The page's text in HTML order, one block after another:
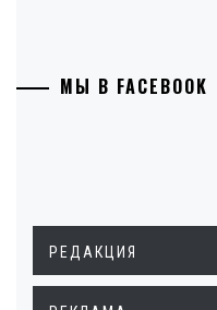
МЫ В FACEBOOK
РЕДАКЦИЯ